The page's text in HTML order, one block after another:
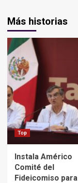
Más historias
Top
Instala Américo
Comité del
Fideicomiso para